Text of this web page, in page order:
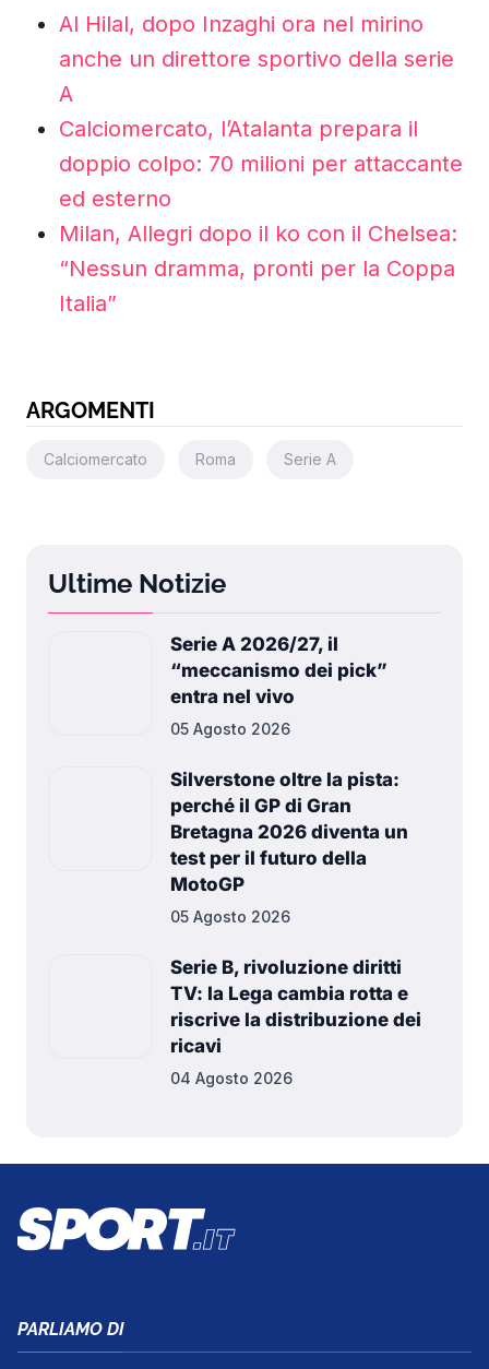
Al Hilal, dopo Inzaghi ora nel mirino
anche un direttore sportivo della serie
A
Calciomercato, l’Atalanta prepara il
doppio colpo: 70 milioni per attaccante
ed esterno
Milan, Allegri dopo il ko con il Chelsea:
“Nessun dramma, pronti per la Coppa
Italia”
ARGOMENTI
Calciomercato Roma Serie A
Ultime Notizie
Serie A 2026/27, il
“meccanismo dei pick”
entra nel vivo
05 Agosto 2026
Silverstone oltre la pista:
perché il GP di Gran
Bretagna 2026 diventa un
test per il futuro della
MotoGP
05 Agosto 2026
Serie B, rivoluzione diritti
TV: la Lega cambia rotta e
riscrive la distribuzione dei
ricavi
04 Agosto 2026
PARLIAMO DI